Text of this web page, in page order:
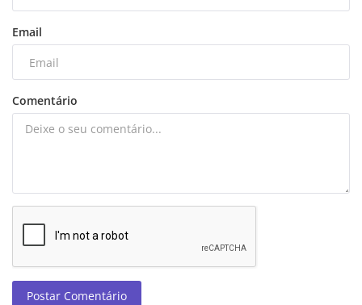
Email
Comentário
Postar Comentário